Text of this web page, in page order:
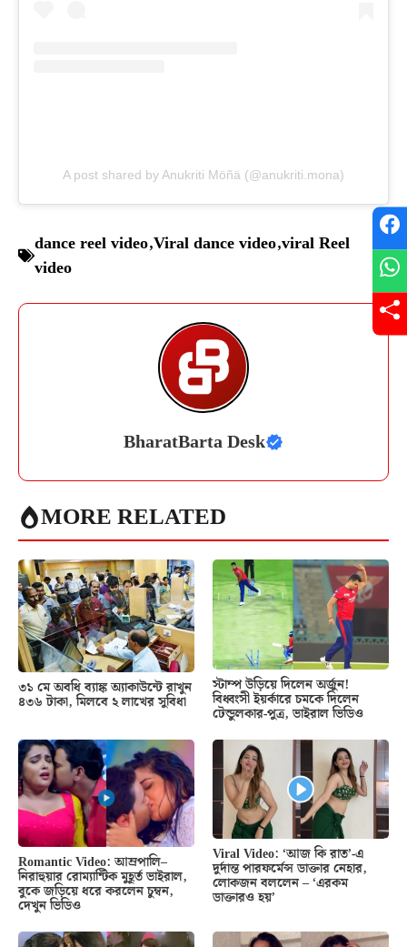
A post shared by Anukriti Möñä (@anukriti.mona)
dance reel video,Viral dance video,viral Reel
video
BharatBarta Desk
MORE RELATED
৩১ মে অবধি ব্যাঙ্ক অ্যাকাউন্টে রাখুন
৪৩৬ টাকা, মিলবে ২ লাখের সুবিধা
স্টাম্প উড়িয়ে দিলেন অর্জুন!
বিধ্বংসী ইয়র্কারে চমকে দিলেন
টেন্ডুলকার-পুত্র, ভাইরাল ভিডিও
Romantic Video: আম্রপালি–
নিরাহুয়ার রোম্যান্টিক মুহূর্ত ভাইরাল,
বুকে জড়িয়ে ধরে করলেন চুম্বন,
দেখুন ভিডিও
Viral Video: ‘আজ কি রাত’-এ
দুর্দান্ত পারফর্মেন্স ডাক্তার নেহার,
লোকজন বললেন – ‘এরকম
ডাক্তারও হয়’